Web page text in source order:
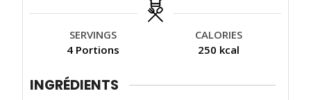
u
u
u
e
s
SERVINGS
4 Portions
CALORIES
250 kcal
INGRÉDIENTS